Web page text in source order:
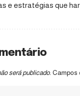
e estratégias que
será publicado. Campos